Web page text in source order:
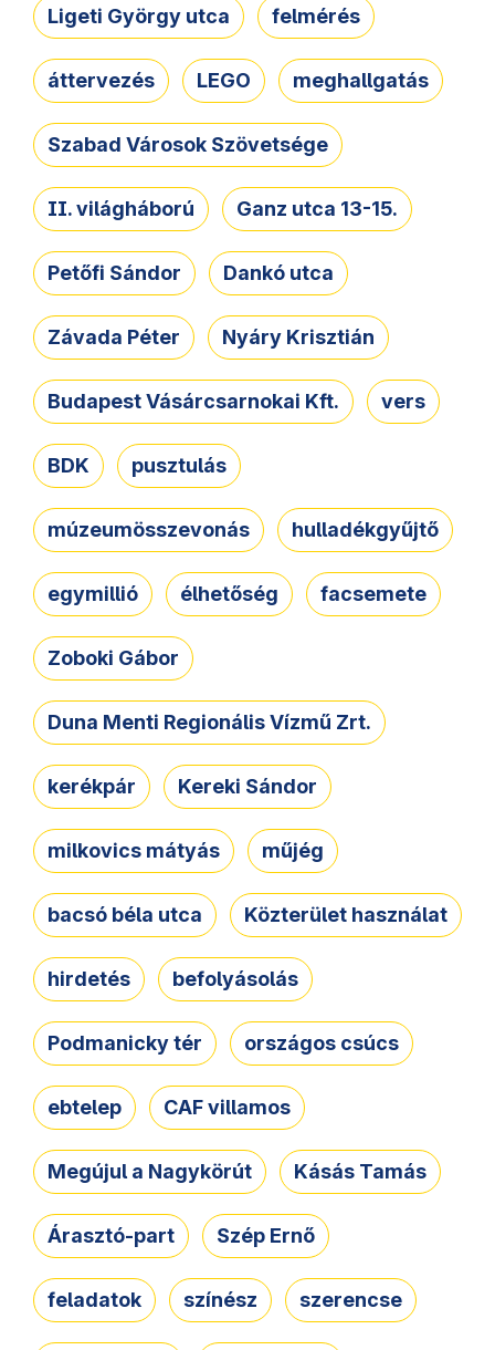
Ligeti György utca felmérés
áttervezés LEGO meghallgatás
Szabad Városok Szövetsége
II. világháború Ganz utca 13-15.
Petőfi Sándor Dankó utca
Závada Péter Nyáry Krisztián
Budapest Vásárcsarnokai Kft. vers
BDK pusztulás
múzeumösszevonás hulladékgyűjtő
egymillió élhetőség facsemete
Zoboki Gábor
Duna Menti Regionális Vízmű Zrt.
kerékpár Kereki Sándor
milkovics mátyás műjég
bacsó béla utca Közterület használat
hirdetés befolyásolás
Podmanicky tér országos csúcs
ebtelep CAF villamos
Megújul a Nagykörút Kásás Tamás
Árasztó-part Szép Ernő
feladatok színész szerencse